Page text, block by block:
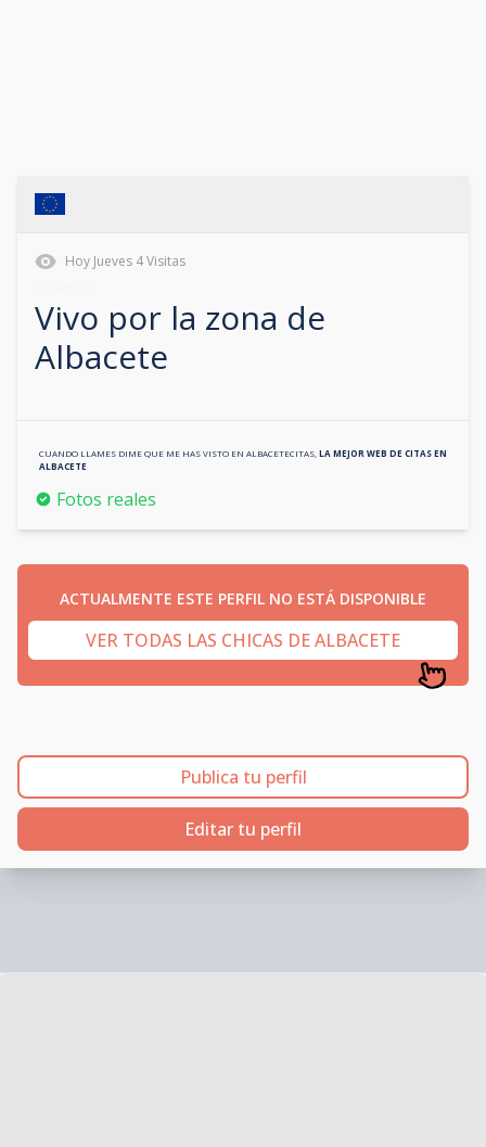
Hoy Jueves 4Visitas
Vivo por la zona de
Albacete
CUANDO LLAMES DIME QUE ME HAS VISTO EN ALBACETECITAS LA MEJOR WEB DE CITAS EN
ALBACETE
Fotos reales
ACTUALMENTE ESTE PERFIL NO ESTÁ DISPONIBLE
VER TODAS LAS CHICAS DE ALBACETE
Publica tu perfil
Editar tu perfil